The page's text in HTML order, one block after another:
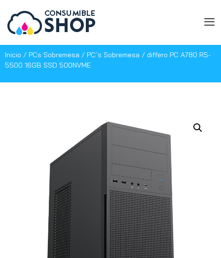
Inicio / PCs Sobremesa / PC´s Sobremesa / differo PC A780 R5-
5500 16GB SSD 500NVME